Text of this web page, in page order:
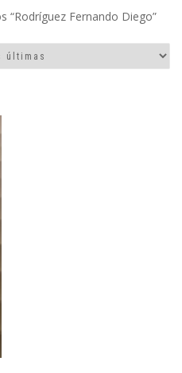
“Rodríguez Fernando Diego”